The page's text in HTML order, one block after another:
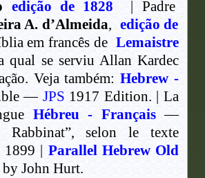
edição de 1828 | Padre
A. d’Almeida, edição de
em francês de Lemaistre
qual se serviu Allan Kardec
Veja também:Hebrew -
— JPS 1917 Edition. | La
Hébreu - Français —
Rabbinat”, selon le texte
| Parallel Hebrew Old
by John Hurt.